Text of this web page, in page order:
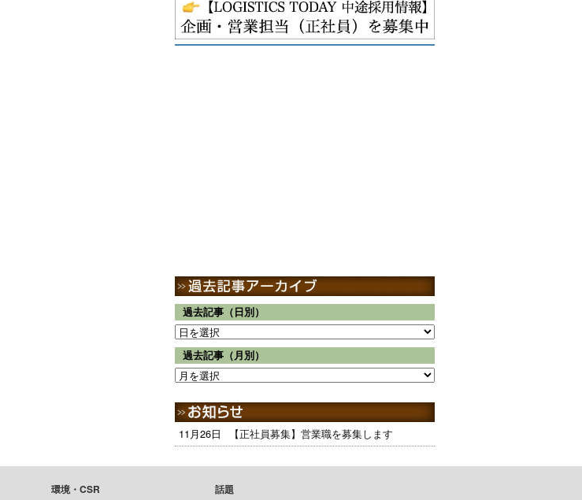
過去記事（日別）
過去記事（月別）
11月26日 【正社員募集】営業職を募集します
環境・CSR 話題